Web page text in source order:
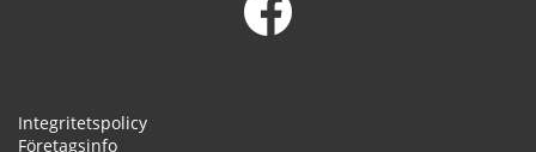
Integritetspolicy
Företagsinfo